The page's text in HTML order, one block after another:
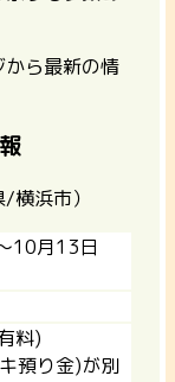
ら最新の情
横浜市）
10月13日
料)
預り金)が別